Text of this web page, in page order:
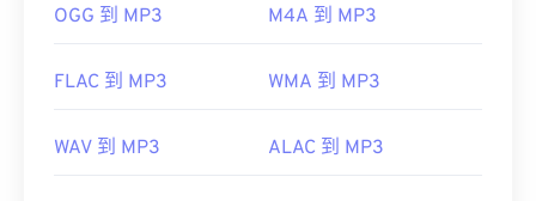
OGG 到 MP3 M4A 到 MP3
FLAC 到 MP3 WMA 到 MP3
WAV 到 MP3 ALAC 到 MP3